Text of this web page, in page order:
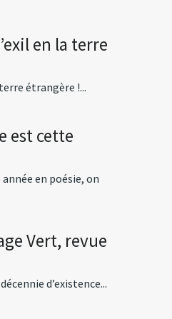
en la terre
étrangère !...
est cette
en poésie, on
Vert, revue
d’existence...